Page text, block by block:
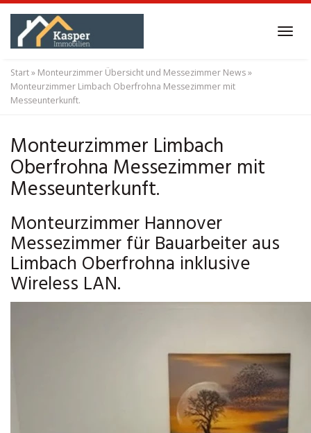
Skip
main
content
Start» Monteurzimmer Übersicht und Messezimmer News»
Monteurzimmer Limbach Oberfrohna Messezimmer mit
Messeunterkunft.
Monteurzimmer Limbach
Oberfrohna Messezimmer mit
Messeunterkunft.
Monteurzimmer Hannover
Messezimmer für Bauarbeiter aus
Limbach Oberfrohna inklusive
Wireless LAN.